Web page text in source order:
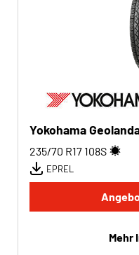
Yokohama
235/70 R17 108S
EPREL
Mehr